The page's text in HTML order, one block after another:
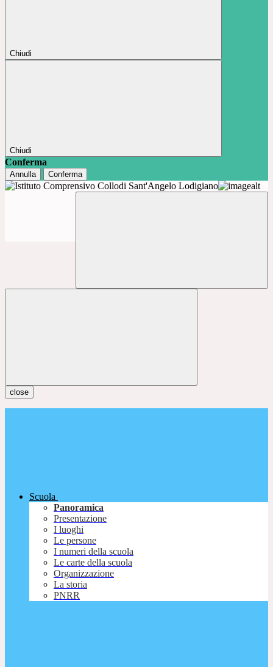
Chiudi
Chiudi
Conferma
Annulla Conferma
close
Scuola
Panoramica
Presentazione
I luoghi
Le persone
I numeri della scuola
Le carte della scuola
Organizzazione
La storia
PNRR